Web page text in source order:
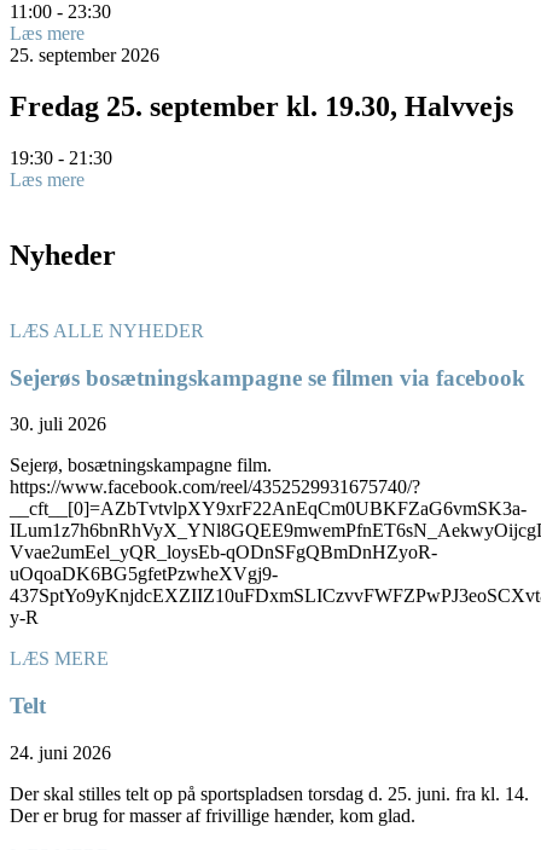
11:00 - 23:30
Læs mere
25. september 2026
Fredag 25. september kl. 19.30, Halvvejs
19:30 - 21:30
Læs mere
Nyheder
LÆS ALLE NYHEDER
Sejerøs bosætningskampagne se filmen via facebook
30. juli 2026
Sejerø, bosætningskampagne film.
https://www.facebook.com/reel/4352529931675740/?
__cft__[0]=AZbTvtvlpXY9xrF22AnEqCm0UBKFZaG6vmSK3a-
Vvae2umEel_yQR_loysEb-qODnSFgQBmDnHZyoR-
uOqoaDK6BG5gfetPzwheXVgj9-
y-R
LÆS MERE
Telt
24. juni 2026
Der skal stilles telt op på sportspladsen torsdag d. 25. juni. fra kl. 14.
Der er brug for masser af frivillige hænder, kom glad.